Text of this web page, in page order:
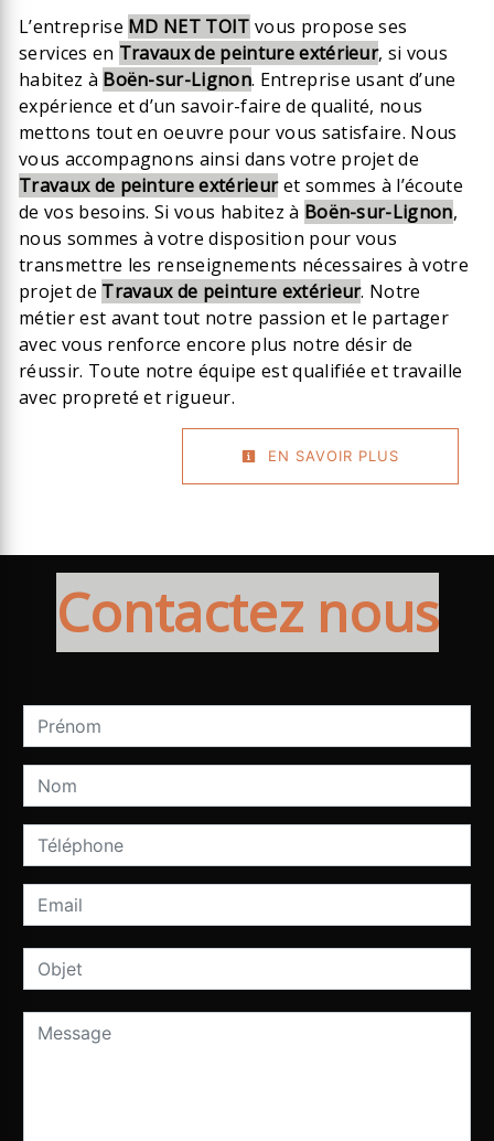
L’entreprise MD NET TOIT vous propose ses
services en Travaux de peinture extérieur, si vous
habitez à Boën-sur-Lignon. Entreprise usant d’une
expérience et d’un savoir-faire de qualité, nous
mettons tout en oeuvre pour vous satisfaire. Nous
vous accompagnons ainsi dans votre projet de
Travaux de peinture extérieuret sommes à l’écoute
de vos besoins. Si vous habitez à Boën-sur-Lignon,
nous sommes à votre disposition pour vous
transmettre les renseignements nécessaires à votre
projet de Travaux de peinture extérieur. Notre
métier est avant tout notre passion et le partager
avec vous renforce encore plus notre désir de
réussir. Toute notre équipe est qualifiée et travaille
avec propreté et rigueur.
EN SAVOIR PLUS
Contactez nous